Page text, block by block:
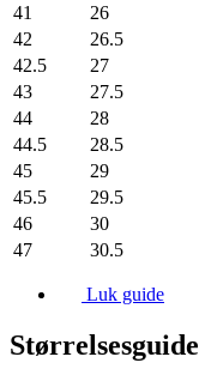
41
26
42
26.5
42.5
27
43
27.5
44
28
44.5
28.5
45
29
45.5
29.5
46
30
47
30.5
Luk guide
Størrelsesguide